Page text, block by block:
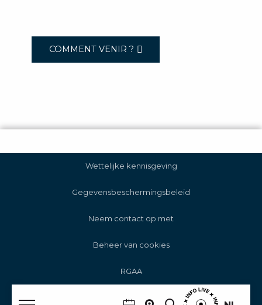
COMMENT VENIR ?
Wettelijke kennisgeving
Gegevensbeschermingsbeleid
Neem contact op met
Beheer van cookies
RGAA